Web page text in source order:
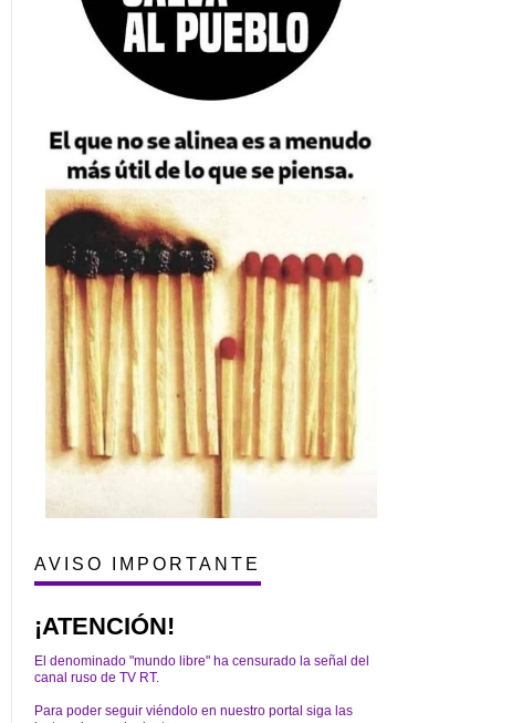
AVISO IMPORTANTE
¡ATENCIÓN!
El denominado "mundo libre" ha censurado la señal del
canal ruso de TV RT.
Para poder seguir viéndolo en nuestro portal siga las